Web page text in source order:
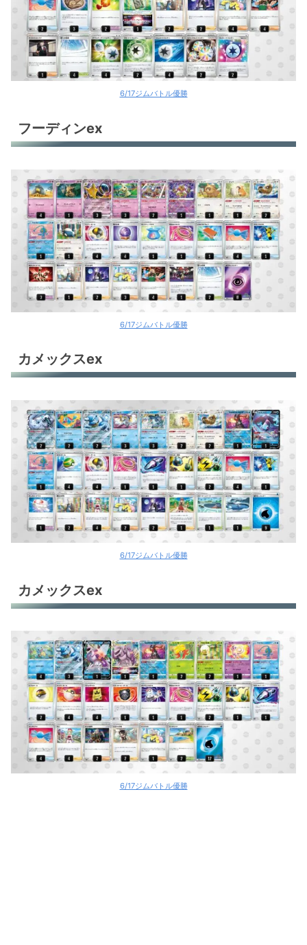
ルギアV
ルギアV
パオジアンex
パオジアンex
パオジアンex
パオジアンex
パオジアンex
パオジアンex
ゲッコウガVunion
オリジンパルキアV
ヒスイゾロアークV
ミライドンex
ミライドンex
ロストギラティナ
ロストギラティナ
ロストギラティナ
ロストギラティナ
ロストギラティナ
アルセウスV+ギラティナV
アルセウスV+ギラティナV
アルセウスV+ギラティナV
アルセウスV+ギラティナV
ヒスイヌメルゴンV
6/17ジムバトル優勝
フーディンex
6/17ジムバトル優勝
カメックスex
6/17ジムバトル優勝
カメックスex
6/17ジムバトル優勝